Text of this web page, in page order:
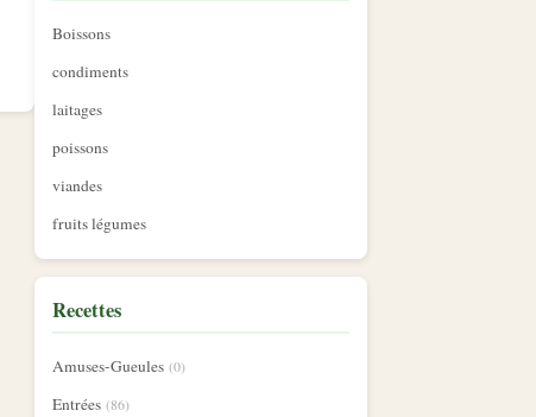
Boissons
condiments
laitages
poissons
viandes
fruits légumes
Recettes
Amuses-Gueules (0)
Entrées (86)